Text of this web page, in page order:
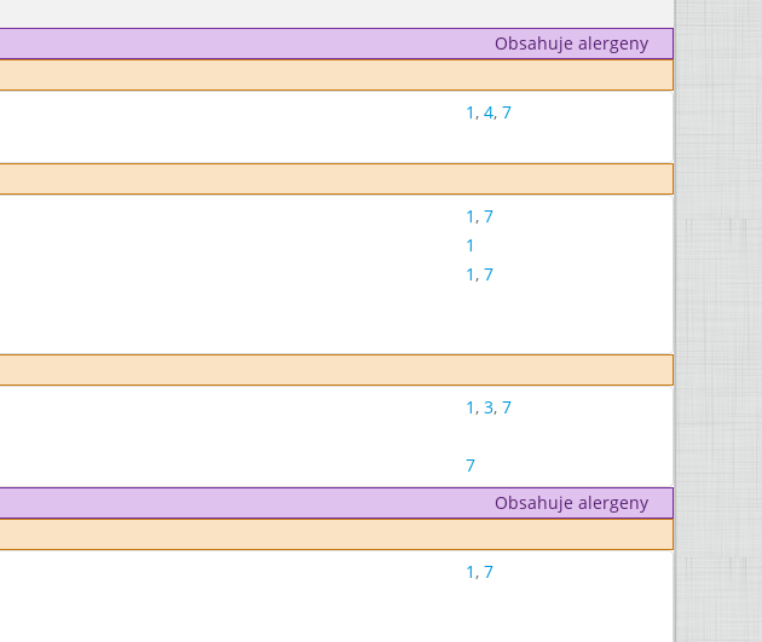
Obsahuje alergeny
1, 4, 7
1, 7
1
1, 7
1, 3, 7
7
Obsahuje alergeny
1, 7